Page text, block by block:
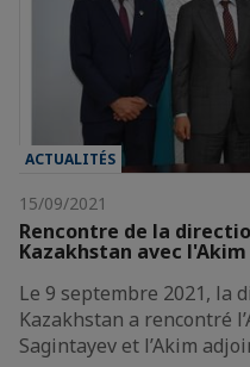
ACTUALITÉS
15/09/2021
Rencontre de la
Kazakhstan avec
Le 9 septembre 2021, la
Kazakhstan a rencontré
Sagintayev et l’Akim